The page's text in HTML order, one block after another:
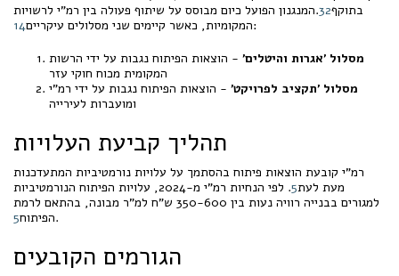
בתוקף32.המנגנון הפועל כיום מבוסס על שיתוף פעולה בין רמ"י לרשויות
המקומיות, כאשר קיימים שני מסלולים עיקריים14
:
מסלול 'אגרות והיטלים' - הוצאות הפיתוח נגבות על ידי הרשות
המקומית מכוח חוקי עזר
מסלול 'תקציב לפרויקט' - הוצאות הפיתוח נגבות על ידי רמ"י
ומועברות לעירייה
תהליך קביעת העלויות
רמ"י קובעת הוצאות פיתוח בהסתמך על עלויות נורמטיביות המתעדכנות
מעת לעת5
. לפי הנחיות רמ"י מ-2024, עלויות הפיתוח הנורמטיביות
למגורים בבנייה רוויה נעות בין 350-600 ש"ח למ"ר מבונה, בהתאם לרמת
הפיתוח5 .
הגורמים הקובעים